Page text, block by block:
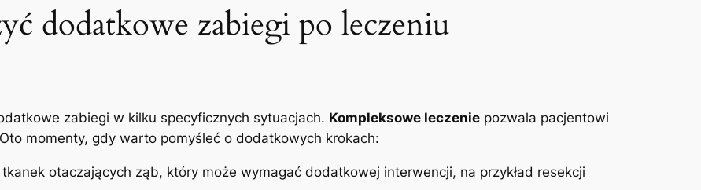
dodatkowe zabiegi po leczeniu‍
zabiegi w kilku⁤ specyficznych sytuacjach. Kompleksowe leczenie pozwala pacjentowi
‌momenty, gdy warto pomyśleć o ​dodatkowych krokach:
otaczających ząb, który może wymagać dodatkowej interwencji, na przykład resekcji